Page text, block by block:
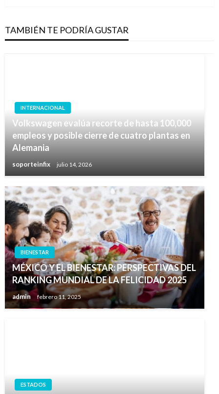
TAMBIÉN TE PODRÍA GUSTAR
INTERNACIONAL
Volkswagen evalúa recorte de hasta 100,000
empleos y posible cierre de cuatro plantas en
Alemania
soporteinfix julio 14, 2026
BIENESTAR
MÉXICO Y EL BIENESTAR: PERSPECTIVAS DEL
RANKING MUNDIAL DE LA FELICIDAD 2025
admin febrero 11, 2025
ESTADOS